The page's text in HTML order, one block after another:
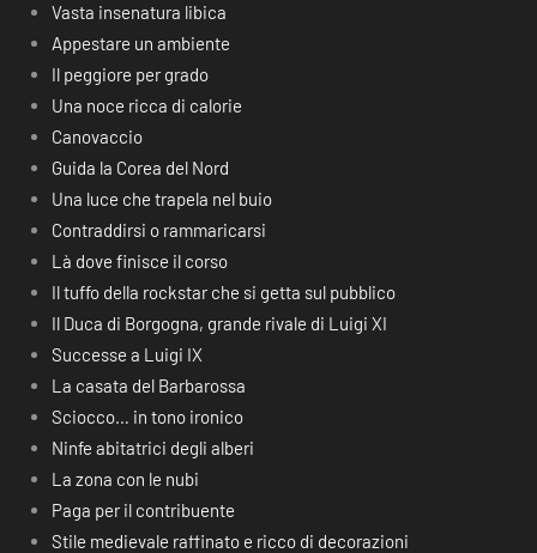
Vasta insenatura libica
Appestare un ambiente
Il peggiore per grado
Una noce ricca di calorie
Canovaccio
Guida la Corea del Nord
Una luce che trapela nel buio
Contraddirsi o rammaricarsi
Là dove finisce il corso
Il tuffo della rockstar che si getta sul pubblico
Il Duca di Borgogna, grande rivale di Luigi XI
Successe a Luigi IX
La casata del Barbarossa
Sciocco… in tono ironico
Ninfe abitatrici degli alberi
La zona con le nubi
Paga per il contribuente
Stile medievale raffinato e ricco di decorazioni